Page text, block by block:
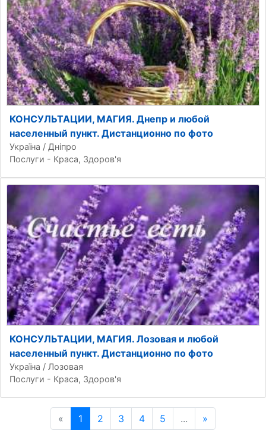
КОНСУЛЬТАЦИИ, МАГИЯ. Днепр и любой
населенный пункт. Дистанционно по фото
Україна / Дніпро
Послуги - Краса, Здоров'я
КОНСУЛЬТАЦИИ, МАГИЯ. Лозовая и любой
населенный пункт. Дистанционно по фото
Україна / Лозовая
Послуги - Краса, Здоров'я
« Попередня сторінка
1 2 3 4 5 ... »